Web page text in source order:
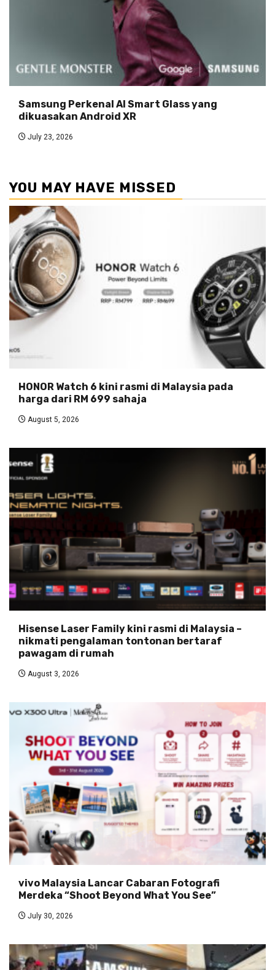
Samsung Perkenal AI Smart Glass yang
dikuasakan Android XR
July 23, 2026
YOU MAY HAVE MISSED
HONOR Watch 6 kini rasmi di Malaysia pada
harga dari RM 699 sahaja
August 5, 2026
Hisense Laser Family kini rasmi di Malaysia –
nikmati pengalaman tontonan bertaraf
pawagam di rumah
August 3, 2026
vivo Malaysia Lancar Cabaran Fotografi
Merdeka “Shoot Beyond What You See”
July 30, 2026